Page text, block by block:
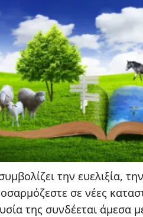
την ευελιξία,
σε νέες
της συνδέεται άμεσα